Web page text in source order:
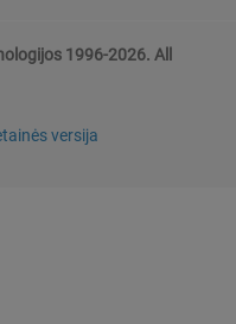
1996-2026. All
versija